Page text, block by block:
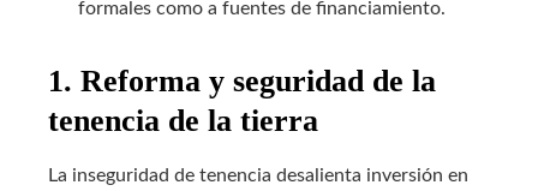
formales como a fuentes de financiamiento.
1. Reforma y seguridad de la
tenencia de la tierra
La inseguridad de tenencia desalienta inversión en